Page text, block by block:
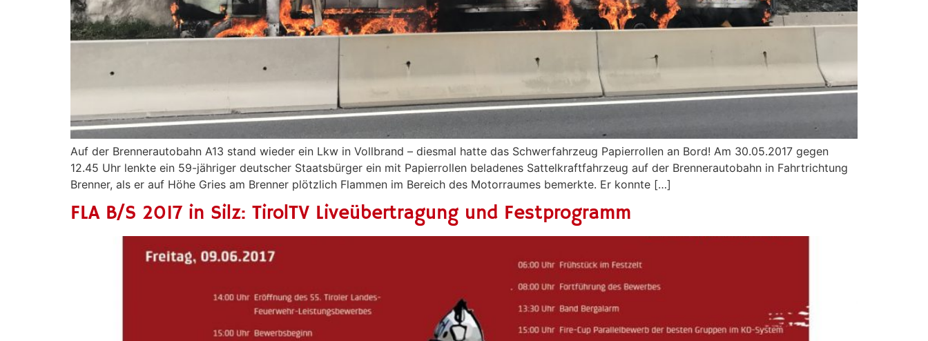
Auf der Brennerautobahn A13 stand wieder ein Lkw in Vollbrand – diesmal hatte das Schwerfahrzeug Papierrollen an Bord! Am 30.05.2017 gegen
12.45 Uhr lenkte ein 59-jähriger deutscher Staatsbürger ein mit Papierrollen beladenes Sattelkraftfahrzeug auf der Brennerautobahn in Fahrtrichtung
Brenner, als er auf Höhe Gries am Brenner plötzlich Flammen im Bereich des Motorraumes bemerkte. Er konnte […]
FLA B/S 2017 in Silz: TirolTV Liveübertragung und Festprogramm